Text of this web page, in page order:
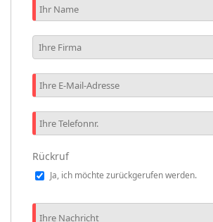
Rückruf
Ja, ich möchte zurückgerufen werden.